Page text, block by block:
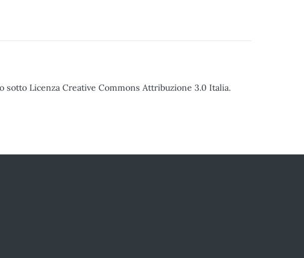
sotto Licenza Creative Commons Attribuzione 3.0 Italia.